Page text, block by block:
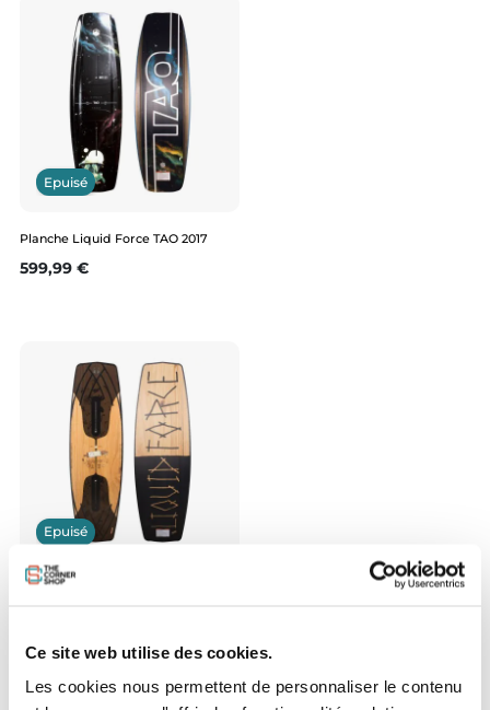
Ce site web utilise des cookies.
Les cookies nous permettent de personnaliser le contenu
Epuisé
Planche Liquid Force TAO 2017
Prix
599,99 €
Epuisé
Planche Liquid Force BUTTER STICK